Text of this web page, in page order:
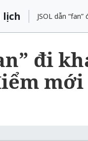
lịch JSOL dẫn
đi
mới